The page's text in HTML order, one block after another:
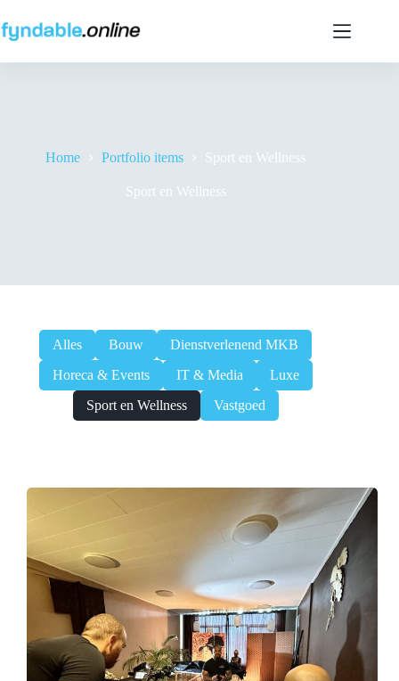
naar
de
Home Portfolio items Sport en Wellness
Sport en Wellness
Alles Bouw
Dienstverlenend MKB
Horeca & Events
IT & Media
Luxe
Sport en Wellness
Vastgoed